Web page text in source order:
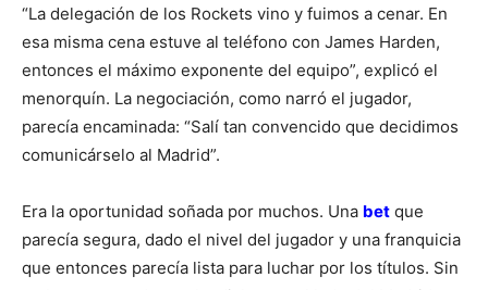
“La delegación de los Rockets vino y fuimos a cenar. En
esa misma cena estuve al teléfono con James Harden,
entonces el máximo exponente del equipo”, explicó el
menorquín. La negociación, como narró el jugador,
parecía encaminada: “Salí tan convencido que decidimos
comunicárselo al Madrid”.
Era la oportunidad soñada por muchos. Una bet que
parecía segura, dado el nivel del jugador y una franquicia
que entonces parecía lista para luchar por los títulos. Sin